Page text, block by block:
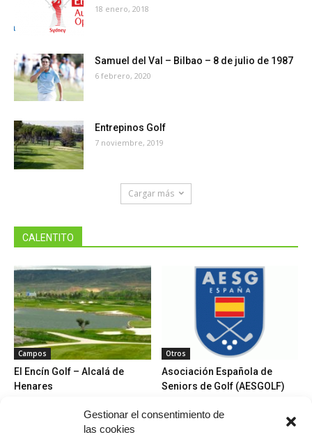
Gestionar el consentimiento de
las cookies
18 enero, 2018
Samuel del Val – Bilbao – 8 de julio de 1987
6 febrero, 2020
Entrepinos Golf
7 noviembre, 2019
Cargar más
CALENTITO
Campos
El Encín Golf – Alcalá de
Henares
Otros
Asociación Española de
Seniors de Golf (AESGOLF)